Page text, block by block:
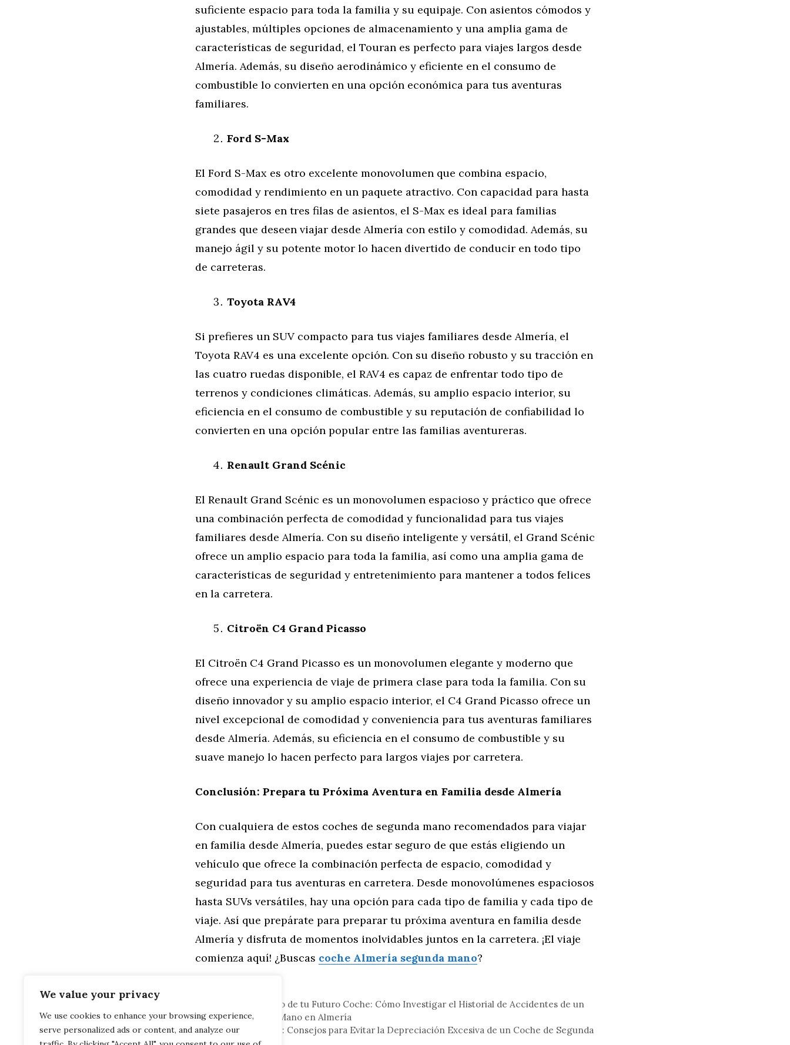
We value your privacy
We use cookies to enhance your browsing experience,
serve personalized ads or content, and analyze our
suficiente espacio para toda la familia y su equipaje. Con asientos cómodos y
ajustables, múltiples opciones de almacenamiento y una amplia gama de
características de seguridad, el Touran es perfecto para viajes largos desde
Almería. Además, su diseño aerodinámico y eficiente en el consumo de
combustible lo convierten en una opción económica para tus aventuras
familiares.
Ford S-Max
El Ford S-Max es otro excelente monovolumen que combina espacio,
comodidad y rendimiento en un paquete atractivo. Con capacidad para hasta
siete pasajeros en tres filas de asientos, el S-Max es ideal para familias
grandes que deseen viajar desde Almería con estilo y comodidad. Además, su
manejo ágil y su potente motor lo hacen divertido de conducir en todo tipo
de carreteras.
Toyota RAV4
Si prefieres un SUV compacto para tus viajes familiares desde Almería, el
Toyota RAV4 es una excelente opción. Con su diseño robusto y su tracción en
las cuatro ruedas disponible, el RAV4 es capaz de enfrentar todo tipo de
terrenos y condiciones climáticas. Además, su amplio espacio interior, su
eficiencia en el consumo de combustible y su reputación de confiabilidad lo
convierten en una opción popular entre las familias aventureras.
Renault Grand Scénic
El Renault Grand Scénic es un monovolumen espacioso y práctico que ofrece
una combinación perfecta de comodidad y funcionalidad para tus viajes
familiares desde Almería. Con su diseño inteligente y versátil, el Grand Scénic
ofrece un amplio espacio para toda la familia, así como una amplia gama de
características de seguridad y entretenimiento para mantener a todos felices
en la carretera.
Citroën C4 Grand Picasso
El Citroën C4 Grand Picasso es un monovolumen elegante y moderno que
ofrece una experiencia de viaje de primera clase para toda la familia. Con su
diseño innovador y su amplio espacio interior, el C4 Grand Picasso ofrece un
nivel excepcional de comodidad y conveniencia para tus aventuras familiares
desde Almería. Además, su eficiencia en el consumo de combustible y su
suave manejo lo hacen perfecto para largos viajes por carretera.
Conclusión: Prepara tu Próxima Aventura en Familia desde Almería
Con cualquiera de estos coches de segunda mano recomendados para viajar
en familia desde Almería, puedes estar seguro de que estás eligiendo un
vehículo que ofrece la combinación perfecta de espacio, comodidad y
seguridad para tus aventuras en carretera. Desde monovolúmenes espaciosos
hasta SUVs versátiles, hay una opción para cada tipo de familia y cada tipo de
viaje. Así que prepárate para preparar tu próxima aventura en familia desde
Almería y disfruta de momentos inolvidables juntos en la carretera. ¡El viaje
comienza aquí! ¿Buscas coche Almería segunda mano?
Conoce el Pasado de tu Futuro Coche: Cómo Investigar el Historial de Accidentes de un
Coche de Segunda Mano en Almería
Preserva el Valor: Consejos para Evitar la Depreciación Excesiva de un Coche de Segunda